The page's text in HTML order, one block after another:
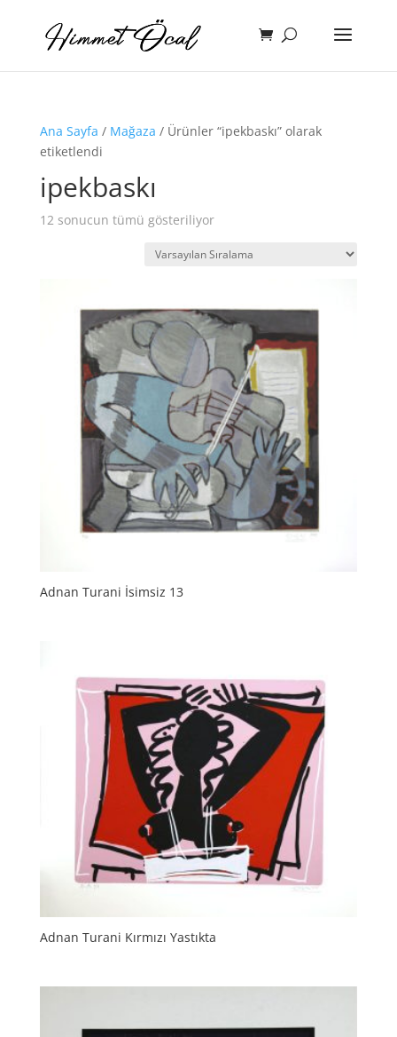
Ana Sayfa / Mağaza / Ürünler “ipekbaskı” olarak
etiketlendi
ipekbaskı
12 sonucun tümü gösteriliyor
Adnan Turani İsimsiz 13
Adnan Turani Kırmızı Yastıkta